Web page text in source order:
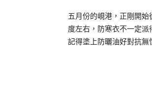
五月份的峴港，正剛開
度左右，防寒衣不一定派
記得塗上防曬油好對抗無